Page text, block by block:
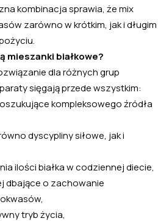
kombinacja sprawia, że mix
zarówno w krótkim, jak i długim
mieszanki białkowe?
dla różnych grup
sięgają przede wszystkim:
kompleksowego źródła
dyscypliny siłowe, jak i
ilości białka w codziennej diecie,
dbające o zachowanie
tryb życia,